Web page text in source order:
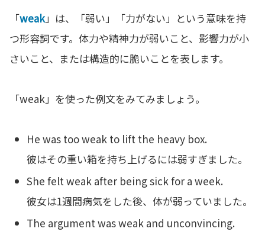
「weak」は、「弱い」「力がない」という意味を持
つ形容詞です。体力や精神力が弱いこと、影響力が小
さいこと、または構造的に脆いことを表します。
「weak」を使った例文をみてみましょう。
He was too weak to lift the heavy box.
彼はその重い箱を持ち上げるには弱すぎました。
She felt weak after being sick for a week.
彼女は1週間病気をした後、体が弱っていました。
The argument was weak and unconvincing.